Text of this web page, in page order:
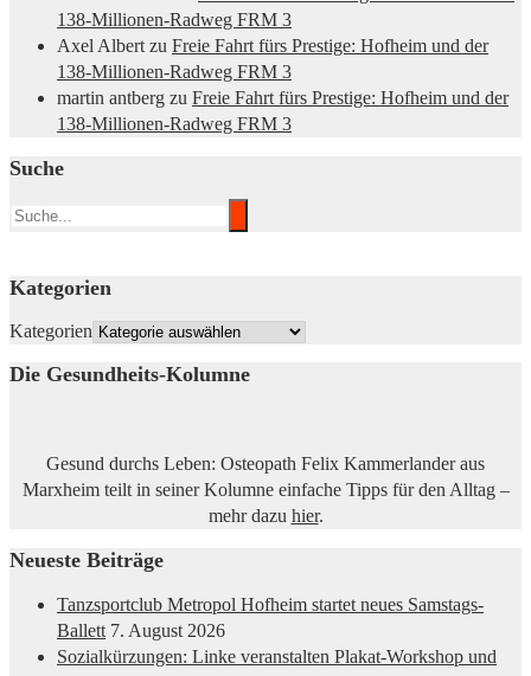
138-Millionen-Radweg FRM 3
Axel Albert zu Freie Fahrt fürs Prestige: Hofheim und der
138-Millionen-Radweg FRM 3
martin antberg zu Freie Fahrt fürs Prestige: Hofheim und der
138-Millionen-Radweg FRM 3
Suche
Kategorien
Kategorien
Die Gesundheits-Kolumne
Gesund durchs Leben: Osteopath Felix Kammerlander aus
Marxheim teilt in seiner Kolumne einfache Tipps für den Alltag –
mehr dazu hier.
Neueste Beiträge
Tanzsportclub Metropol Hofheim startet neues Samstags-
Ballett 7. August 2026
Sozialkürzungen: Linke veranstalten Plakat-Workshop und